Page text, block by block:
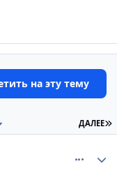
на эту тему
ДАЛЕЕ